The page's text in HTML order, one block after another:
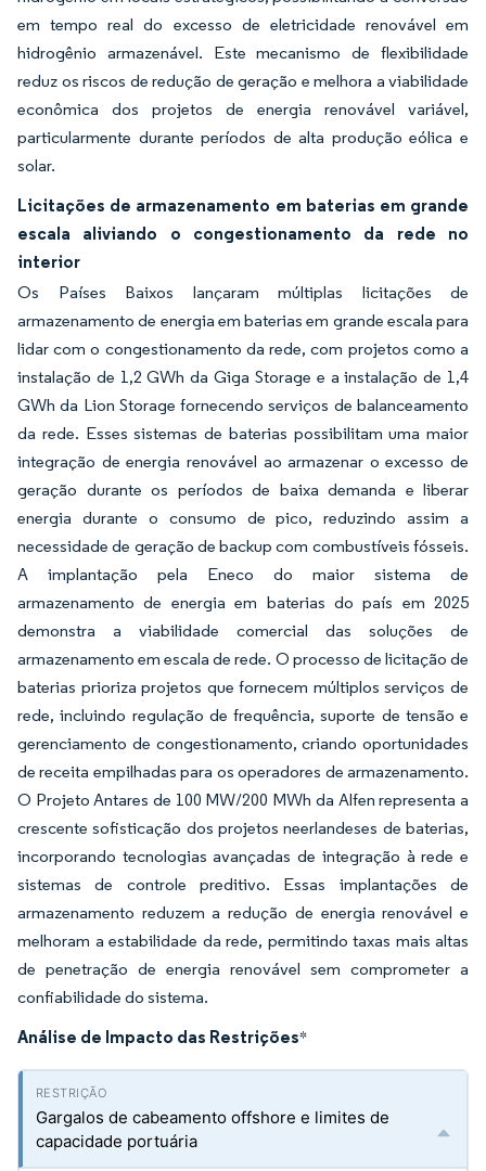
em tempo real do excesso de eletricidade renovável em
hidrogênio armazenável. Este mecanismo de flexibilidade
reduz os riscos de redução de geração e melhora a viabilidade
econômica dos projetos de energia renovável variável,
particularmente durante períodos de alta produção eólica e
solar.
Licitações de armazenamento em baterias em grande
escala aliviando o congestionamento da rede no
interior
Os Países Baixos lançaram múltiplas licitações de
armazenamento de energia em baterias em grande escala para
lidar com o congestionamento da rede, com projetos como a
instalação de 1,2 GWh da Giga Storage e a instalação de 1,4
GWh da Lion Storage fornecendo serviços de balanceamento
da rede. Esses sistemas de baterias possibilitam uma maior
integração de energia renovável ao armazenar o excesso de
geração durante os períodos de baixa demanda e liberar
energia durante o consumo de pico, reduzindo assim a
necessidade de geração de backup com combustíveis fósseis.
A implantação pela Eneco do maior sistema de
armazenamento de energia em baterias do país em 2025
demonstra a viabilidade comercial das soluções de
armazenamento em escala de rede. O processo de licitação de
baterias prioriza projetos que fornecem múltiplos serviços de
rede, incluindo regulação de frequência, suporte de tensão e
gerenciamento de congestionamento, criando oportunidades
de receita empilhadas para os operadores de armazenamento.
O Projeto Antares de 100 MW/200 MWh da Alfen representa a
crescente sofisticação dos projetos neerlandeses de baterias,
incorporando tecnologias avançadas de integração à rede e
sistemas de controle preditivo. Essas implantações de
armazenamento reduzem a redução de energia renovável e
melhoram a estabilidade da rede, permitindo taxas mais altas
de penetração de energia renovável sem comprometer a
confiabilidade do sistema.
Análise de Impacto das Restrições*
Gargalos de cabeamento offshore e limites de
capacidade portuária